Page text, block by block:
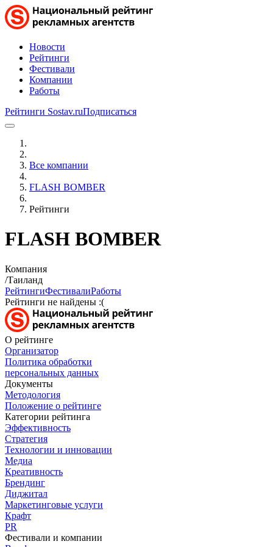
Новости
Рейтинги
Фестивали
Компании
Работы
Рейтинги Sostav.ruПодписаться
Все компании
FLASH BOMBER
Рейтинги
FLASH BOMBER
Компания
/Таиланд
РейтингиФестивалиРаботы
Рейтинги не найдены :(
О рейтинге
Организатор
Политика обработки
персональных данных
Документы
Методология
Положение о рейтинге
Категории рейтинга
Эффективность
Стратегия
Технологии и инновации
Медиа
Креативность
Брендинг
Диджитал
Маркетинговые услуги
Крафт
PR
Фестивали и компании